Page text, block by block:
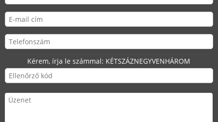
Kérem, írja le számmal: KÉTSZÁZNEGYVENHÁROM